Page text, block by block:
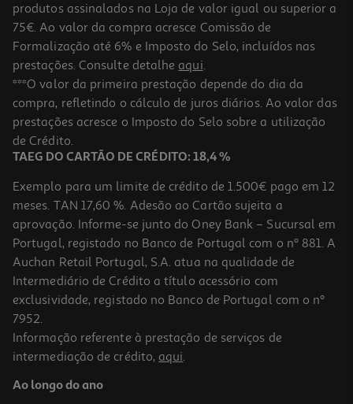
produtos assinalados na Loja de valor igual ou superior a
75€. Ao valor da compra acresce Comissão de
Formalização até 6% e Imposto do Selo, incluídos nas
prestações. Consulte detalhe aqui.
***O valor da primeira prestação depende do dia da
compra, refletindo o cálculo de juros diários. Ao valor das
prestações acresce o Imposto do Selo sobre a utilização
de Crédito.
TAEG DO CARTÃO DE CRÉDITO: 18,4 %
Exemplo para um limite de crédito de 1.500€ pago em 12
meses. TAN 17,60 %. Adesão ao Cartão sujeita a
aprovação. Informe-se junto do Oney Bank – Sucursal em
Portugal, registado no Banco de Portugal com o nº 881. A
Auchan Retail Portugal, S.A. atua na qualidade de
Intermediário de Crédito a título acessório com
exclusividade, registado no Banco de Portugal com o nº
7952.
Informação referente à prestação de serviços de
intermediação de crédito, aqui.
Ao longo do ano